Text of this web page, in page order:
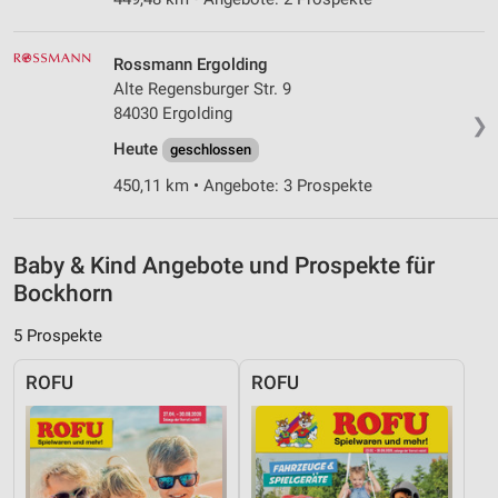
❯
Rossmann Ergolding
Alte Regensburger Str. 9
84030 Ergolding
Heute
geschlossen
450,11 km • Angebote: 3 Prospekte
Baby & Kind Angebote und Prospekte für
Bockhorn
5 Prospekte
ROFU ROFU
Verwendung von Profilen zur Auswahl
personalisierter Inhalte
Messung der Werbeleistung
Messung der Performance von Inhalten
Kombinationen von Daten aus verschiedenen
Quellen
Entwicklung und Verbesserung der Angebote
Inhalten
IAB-Besonderheiten:
Verwendung genauer Standortdaten